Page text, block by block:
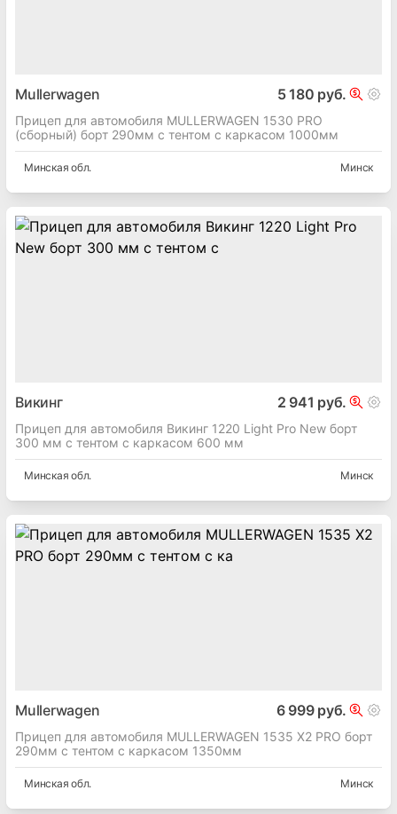
Mullerwagen 5 180 руб.
Прицеп для автомобиля MULLERWAGEN 1530 PRO
(сборный) борт 290мм с тентом с каркасом 1000мм
Минская обл. Минск
Викинг 2 941 руб.
Прицеп для автомобиля Викинг 1220 Light Pro New борт
300 мм с тентом с каркасом 600 мм
Минская обл. Минск
Mullerwagen 6 999 руб.
Прицеп для автомобиля MULLERWAGEN 1535 Х2 PRO борт
290мм с тентом с каркасом 1350мм
Минская обл. Минск